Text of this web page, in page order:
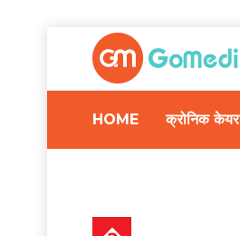
HOME क्रोनिक केयर